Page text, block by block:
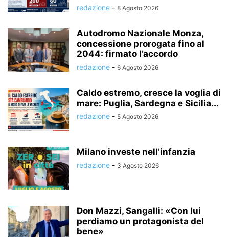
redazione - 8 Agosto 2026
Autodromo Nazionale Monza,
concessione prorogata fino al
2044: firmato l’accordo
redazione - 6 Agosto 2026
Caldo estremo, cresce la voglia di
mare: Puglia, Sardegna e Sicilia...
redazione - 5 Agosto 2026
Milano investe nell’infanzia
redazione - 3 Agosto 2026
Don Mazzi, Sangalli: «Con lui
perdiamo un protagonista del
bene»